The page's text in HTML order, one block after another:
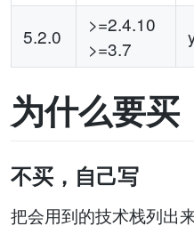
5.2.0
>=2.4.10
>=3.7
为什么要买
不买，自己写
把会用到的技术栈列出